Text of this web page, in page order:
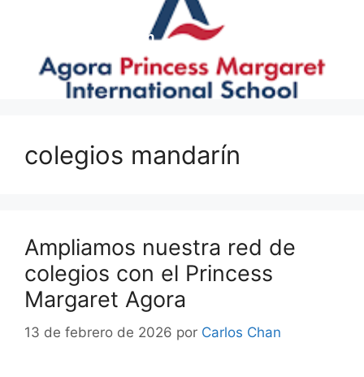
colegios mandarín
colegios mandarín
Ampliamos nuestra red de
colegios con el Princess
Margaret Agora
13 de febrero de 2026 por Carlos Chan